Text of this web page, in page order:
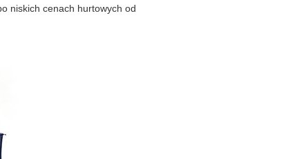
niskich cenach hurtowych od